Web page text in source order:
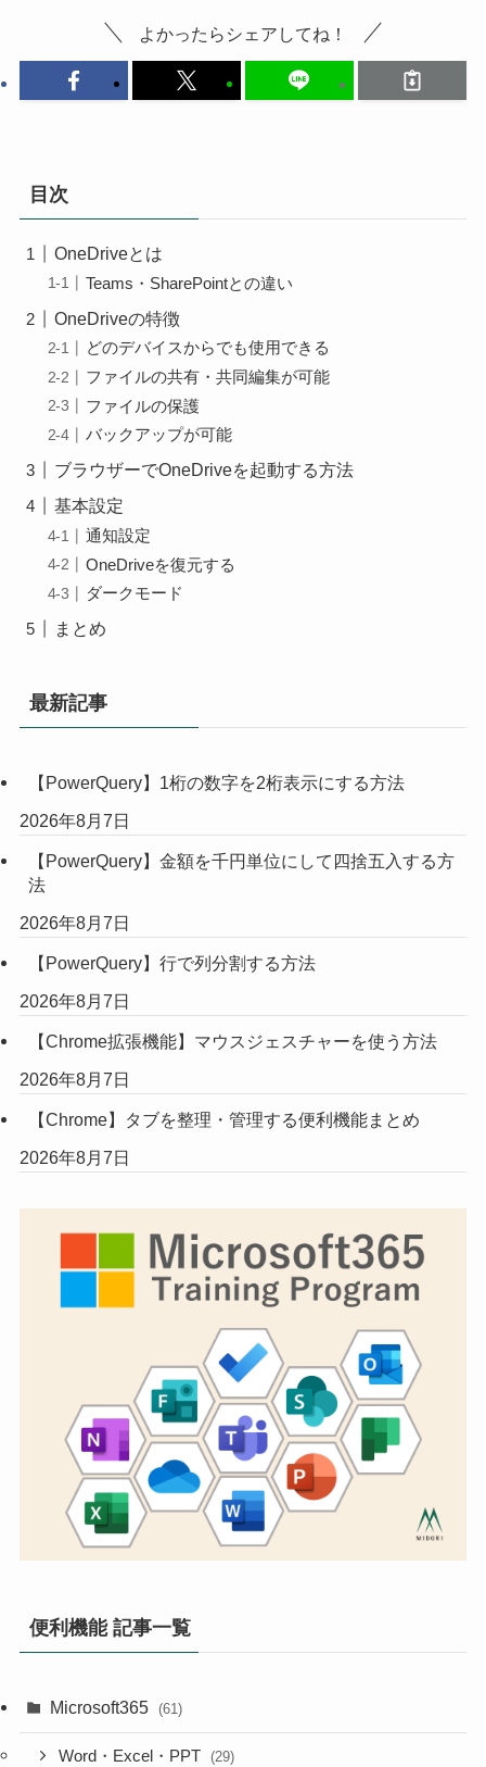
よかったらシェアしてね！
目次
OneDriveとは
Teams・SharePointとの違い
OneDriveの特徴
どのデバイスからでも使用できる
ファイルの共有・共同編集が可能
ファイルの保護
バックアップが可能
ブラウザーでOneDriveを起動する方法
基本設定
通知設定
OneDriveを復元する
ダークモード
まとめ
最新記事
【PowerQuery】1桁の数字を2桁表示にする方法
2026年8月7日
【PowerQuery】金額を千円単位にして四捨五入する方
法
2026年8月7日
【PowerQuery】行で列分割する方法
2026年8月7日
【Chrome拡張機能】マウスジェスチャーを使う方法
2026年8月7日
【Chrome】タブを整理・管理する便利機能まとめ
2026年8月7日
便利機能 記事一覧
Microsoft365 (61)
Word・Excel・PPT (29)